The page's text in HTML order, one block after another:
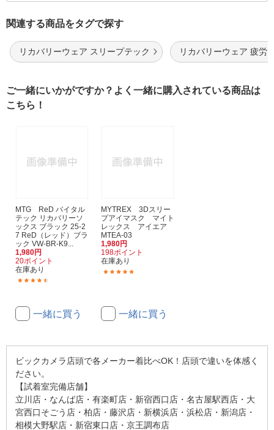
関連する商品をタグで探す
リカバリーウェア スリープテック リカバリーウェア 疲労
ご一緒にいかがですか？よく一緒に購入されている商品は
こちら！
MTG ReD バイタル
テック リカバリーソ
ックス ブラック 25-2
7 ReD（レッド）ブラ
ック VW-BR-K9...
1,980円
20ポイント
在庫あり
一緒に買う
MYTREX 3Dスリー
プアイマスク マイト
レックス アイエア
MTEA-03
1,980円
198ポイント
在庫あり
一緒に買う
ビックカメラ店頭で各メーカー着比べOK！店頭で違いを体感く
ださい。
【試着室完備店舗】
立川店・なんば店・有楽町店・新宿西口店・名古屋駅西店・大
宮西口そごう店・柏店・藤沢店・新横浜店・浜松店・新潟店・
相模大野駅店・新宿東口店・京王調布店